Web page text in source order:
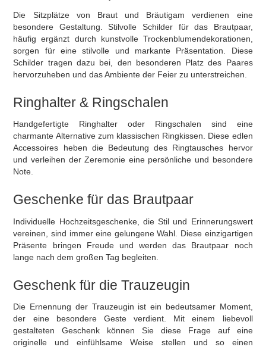
Die Sitzplätze von Braut und Bräutigam verdienen eine
besondere Gestaltung. Stilvolle Schilder für das Brautpaar,
häufig ergänzt durch kunstvolle Trockenblumendekorationen,
sorgen für eine stilvolle und markante Präsentation. Diese
Schilder tragen dazu bei, den besonderen Platz des Paares
hervorzuheben und das Ambiente der Feier zu unterstreichen.
Ringhalter & Ringschalen
Handgefertigte Ringhalter oder Ringschalen sind eine
charmante Alternative zum klassischen Ringkissen. Diese edlen
Accessoires heben die Bedeutung des Ringtausches hervor
und verleihen der Zeremonie eine persönliche und besondere
Note.
Geschenke für das Brautpaar
Individuelle Hochzeitsgeschenke, die Stil und Erinnerungswert
vereinen, sind immer eine gelungene Wahl. Diese einzigartigen
Präsente bringen Freude und werden das Brautpaar noch
lange nach dem großen Tag begleiten.
Geschenk für die Trauzeugin
Die Ernennung der Trauzeugin ist ein bedeutsamer Moment,
der eine besondere Geste verdient. Mit einem liebevoll
gestalteten Geschenk können Sie diese Frage auf eine
originelle und einfühlsame Weise stellen und so einen